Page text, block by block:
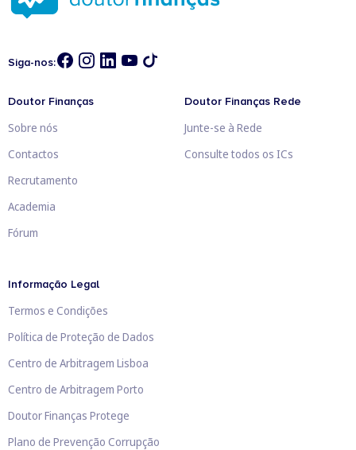
Siga-nos:
Doutor Finanças
Sobre nós
Contactos
Recrutamento
Academia
Fórum
Doutor Finanças Rede
Junte-se à Rede
Consulte todos os ICs
Informação Legal
Termos e Condições
Política de Proteção de Dados
Centro de Arbitragem Lisboa
Centro de Arbitragem Porto
Doutor Finanças Protege
Plano de Prevenção Corrupção